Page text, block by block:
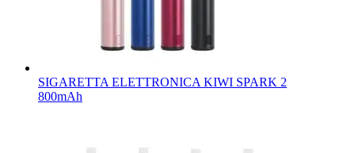
SIGARETTA ELETTRONICA KIWI SPARK 2
800mAh